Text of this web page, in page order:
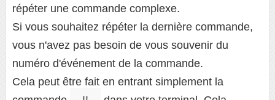
répéter une commande complexe.
Si vous souhaitez répéter la dernière commande,
vous n'avez pas besoin de vous souvenir du
numéro d'événement de la commande.
Cela peut être fait en entrant simplement la